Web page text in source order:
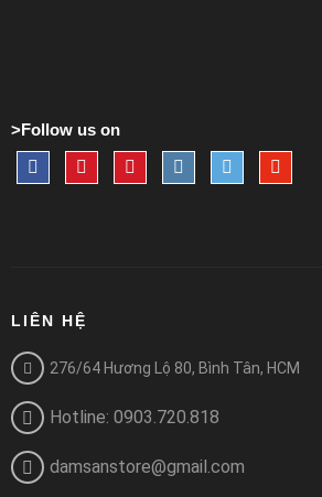
>Follow us on
LIÊN HỆ
276/64 Hương Lộ 80, Bình Tân, HCM
Hotline: 0903.720.818
damsanstore@gmail.com